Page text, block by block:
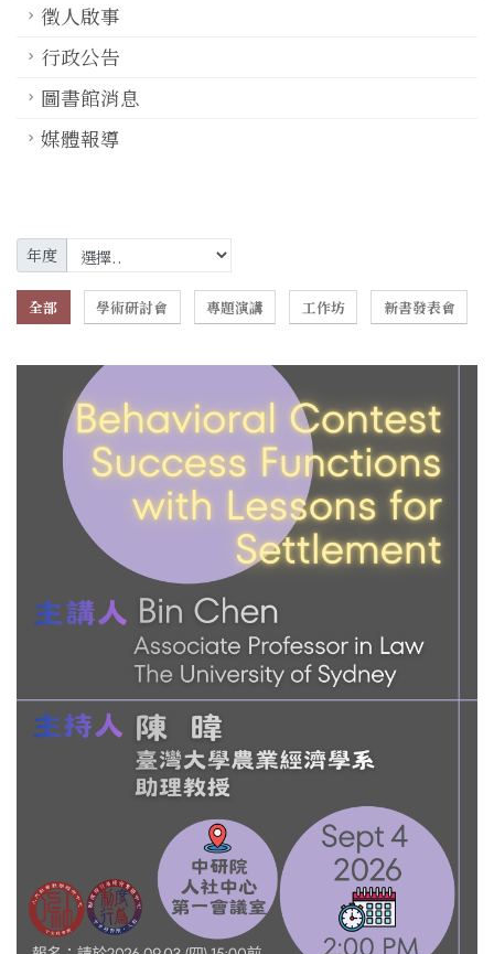
徵人啟事
行政公告
圖書館消息
媒體報導
年度
全部 學術研討會 專題演講 工作坊 新書發表會